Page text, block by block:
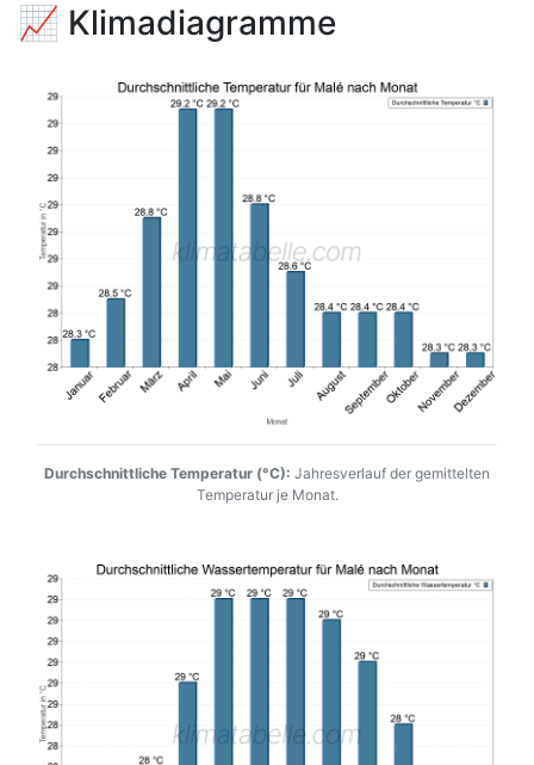
📈 Klimadiagramme
Durchschnittliche Temperatur (°C): Jahresverlauf der gemittelten
Temperatur je Monat.